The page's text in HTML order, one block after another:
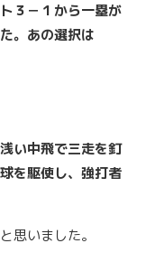
３－１から一塁が
。あの選択は
い中飛で三走を釘
を駆使し、強打者
思いました。